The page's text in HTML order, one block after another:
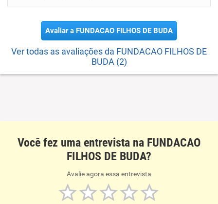
Avaliar a FUNDACAO FILHOS DE BUDA
Ver todas as avaliações da FUNDACAO FILHOS DE
BUDA (2)
Você fez uma entrevista na FUNDACAO
FILHOS DE BUDA?
Avalie agora essa entrevista